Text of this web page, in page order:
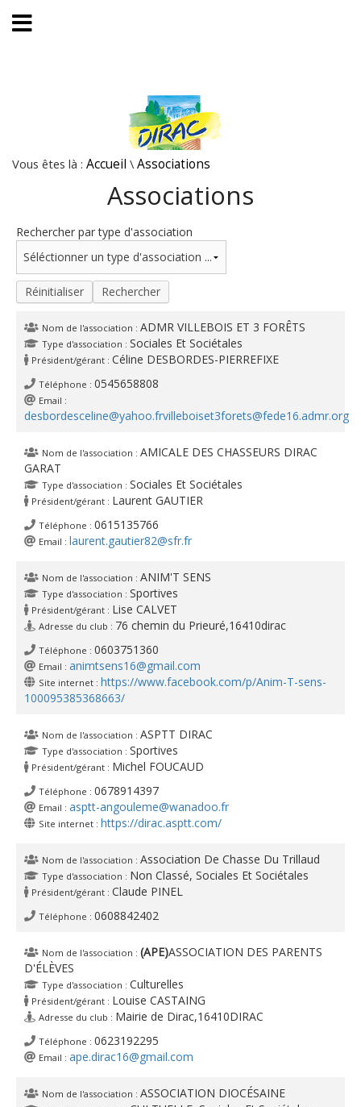
Vous êtes là : Accueil \ Associations
Associations
Rechercher par type d'association
Réinitialiser Rechercher
Nom de l'association : ADMR VILLEBOIS ET 3 FORÊTS
Type d'association : Sociales Et Sociétales
Président/gérant : Céline DESBORDES-PIERREFIXE
Téléphone : 0545658808
Email :
desbordesceline@yahoo.frvilleboiset3forets@fede16.admr.org
Nom de l'association : AMICALE DES CHASSEURS DIRAC
GARAT
Type d'association : Sociales Et Sociétales
Président/gérant : Laurent GAUTIER
Téléphone : 0615135766
Email : laurent.gautier82@sfr.fr
Nom de l'association : ANIM'T SENS
Type d'association : Sportives
Président/gérant : Lise CALVET
Adresse du club : 76 chemin du Prieuré,16410dirac
Téléphone : 0603751360
Email : animtsens16@gmail.com
Site internet : https://www.facebook.com/p/Anim-T-sens-
100095385368663/
Nom de l'association : ASPTT DIRAC
Type d'association : Sportives
Président/gérant : Michel FOUCAUD
Téléphone : 0678914397
Email : asptt-angouleme@wanadoo.fr
Site internet : https://dirac.asptt.com/
Nom de l'association : Association De Chasse Du Trillaud
Type d'association : Non Classé, Sociales Et Sociétales
Président/gérant : Claude PINEL
Téléphone : 0608842402
Nom de l'association : (APE)ASSOCIATION DES PARENTS
D'ÉLÈVES
Type d'association : Culturelles
Président/gérant : Louise CASTAING
Adresse du club : Mairie de Dirac,16410DIRAC
Téléphone : 0623192295
Email : ape.dirac16@gmail.com
Nom de l'association : ASSOCIATION DIOCÉSAINE